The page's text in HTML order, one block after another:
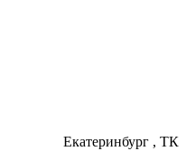
Екатеринбург , ТК